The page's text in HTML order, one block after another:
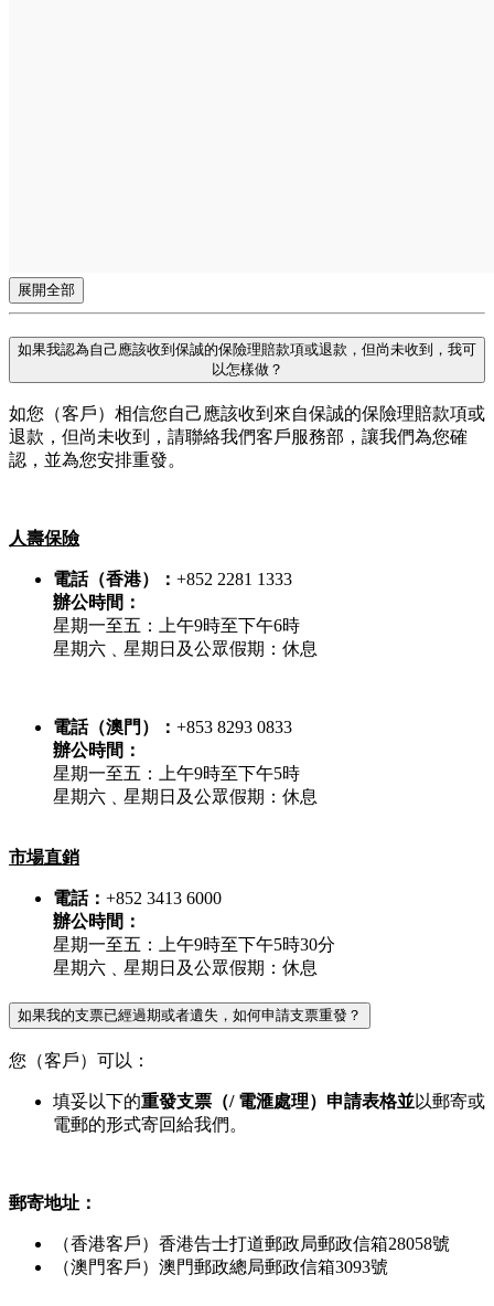
展開全部
如果我認為自己應該收到保誠的保險理賠款項或退款，但尚未收到，我可
以怎樣做？
如您（客戶）相信您自己應該收到來自保誠的保險理賠款項或
退款，但尚未收到，請聯絡我們客戶服務部，讓我們為您確
認，並為您安排重發。
人壽保險
電話（香港）： +852 2281 1333
辦公時間：
星期一至五：上午9時至下午6時
星期六﹑星期日及公眾假期：休息
電話（澳門）： +853 8293 0833
辦公時間：
星期一至五：上午9時至下午5時
星期六﹑星期日及公眾假期：休息
市場直銷
電話： +852 3413 6000
辦公時間：
星期一至五：上午9時至下午5時30分
星期六﹑星期日及公眾假期：休息
如果我的支票已經過期或者遺失，如何申請支票重發？
您（客戶）可以：
填妥以下的重發支票（/ 電滙處理）申請表格並以郵寄或
電郵的形式寄回給我們。
郵寄地址：
（香港客戶）香港告士打道郵政局郵政信箱28058號
（澳門客戶）澳門郵政總局郵政信箱3093號